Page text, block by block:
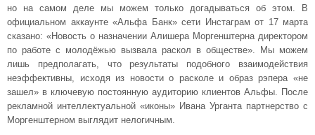
но на самом деле мы можем только догадываться об этом. В
официальном аккаунте «Альфа Банк» сети Инстаграм от 17 марта
сказано: «Новость о назначении Алишера Моргенштерна директором
по работе с молодёжью вызвала раскол в обществе». Мы можем
лишь предполагать, что результаты подобного взаимодействия
неэффективны, исходя из новости о расколе и образ рэпера «не
зашел» в ключевую постоянную аудиторию клиентов Альфы. После
рекламной интеллектуальной «иконы» Ивана Урганта партнерство с
Моргенштерном выглядит нелогичным.